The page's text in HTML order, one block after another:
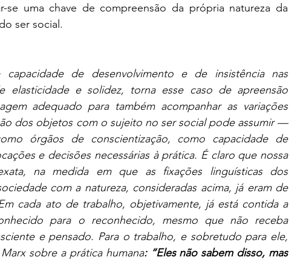
se uma chave de compreensão da própria natureza da
ser social.
capacidade de desenvolvimento e de insistência nas
elasticidade e solidez, torna esse caso de apreensão
adequado para também acompanhar as variações
dos objetos com o sujeito no ser social pode assumir —
órgãos de conscientização, como capacidade de
e decisões necessárias à prática. É claro que nossa
na medida em que as fixações linguísticas dos
com a natureza, consideradas acima, já eram de
cada ato de trabalho, objetivamente, já está contida a
para o reconhecido, mesmo que não receba
e pensado. Para o trabalho, e sobretudo para ele,
sobre a prática humana: “Eles não sabem disso, mas